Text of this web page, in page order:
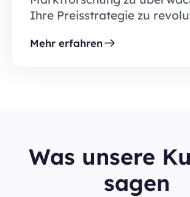
Ihre Preisstrategie zu
Mehr erfahren
Was unsere
sagen